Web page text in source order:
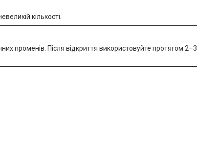
кількості.
променів. Після відкриття використовуйте протягом 2–3